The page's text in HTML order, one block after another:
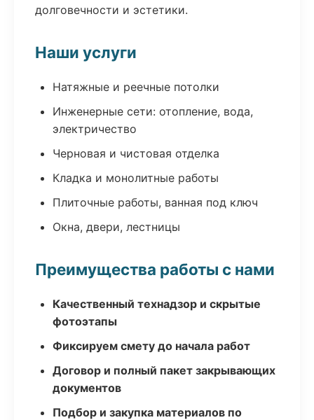
долговечности и эстетики.
Наши услуги
Натяжные и реечные потолки
Инженерные сети: отопление, вода,
электричество
Черновая и чистовая отделка
Кладка и монолитные работы
Плиточные работы, ванная под ключ
Окна, двери, лестницы
Преимущества работы с нами
Качественный технадзор и скрытые
фотоэтапы
Фиксируем смету до начала работ
Договор и полный пакет закрывающих
документов
Подбор и закупка материалов по